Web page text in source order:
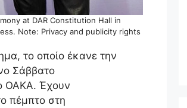
at DAR Constitution Hall in
Note: Privacy and publicity rights
το οποίο έκανε την
Σάββατο
ΟΑΚΑ. Έχουν
πέμπτο στη